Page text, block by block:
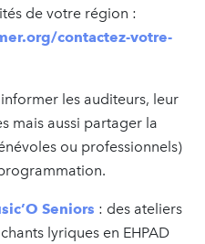
de votre région :
contactez-votre-
les auditeurs, leur
mais aussi partager la
ou professionnels)
Seniors : des ateliers
lyriques en EHPAD